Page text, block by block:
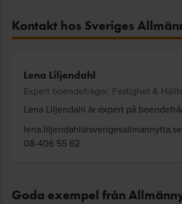
Kontakt hos Sveriges
Lena Liljendahl
Expert boendefrågor, Fastighet &
Lena Liljendahl är expert på
lena.liljendahl@sverigesallmannytta.se
08-406 55 62
Goda exempel från